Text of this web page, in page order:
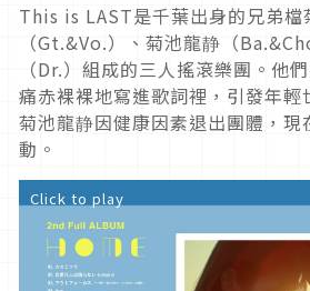
This is LAST是千葉出身的兄弟檔
（Gt.&Vo.）、菊池龍静（
（Dr.）組成的三人搖滾樂團。他
痛赤裸裸地寫進歌詞裡，引發年輕
菊池龍静因健康因素退出團體，現
動。
Click to play